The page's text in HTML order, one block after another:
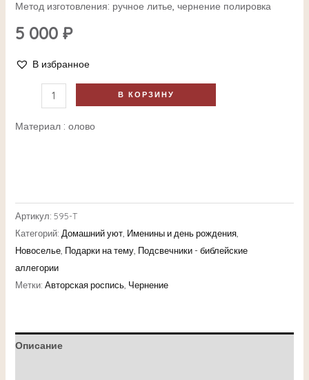
Метод изготовления: ручное литье, чернение полировка
5 000 ₽
В избранное
В КОРЗИНУ
Материал : олово
Артикул: 595-T
Категорий: Домашний уют, Именины и день рождения,
Новоселье, Подарки на тему, Подсвечники - библейские
аллегории
Метки: Авторская роспись, Чернение
Описание